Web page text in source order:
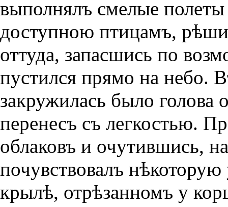
выполнялъ смелые
доступною птицамъ,
оттуда, запасшись по
пустился прямо на небо.
закружилась было голова
перенесъ съ легкостью.
облаковъ и очутившись,
почувствовалъ
крылѣ, отрѣзанномъ у